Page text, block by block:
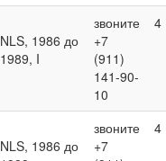
NLS, 1986 до
1989, I
звоните
+7
(911)
141-90-
10
4
NLS, 1986 до
звоните
+7
4